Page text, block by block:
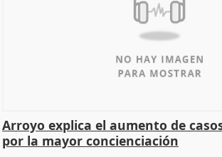
Arroyo explica el aumento de
por la mayor concienciación